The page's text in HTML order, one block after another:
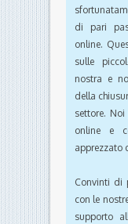
di pari
online.
sulle
nostra e
della
settore.
online e
apprezzato
Convinti di
con le
supporto